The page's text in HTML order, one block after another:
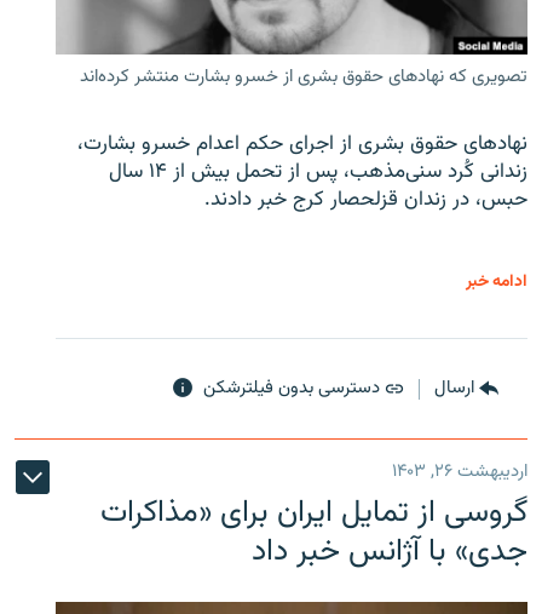
تصویری که نهادهای حقوق بشری از خسرو بشارت منتشر کرده‌اند
نهادهای حقوق بشری از اجرای حکم اعدام خسرو بشارت،
زندانی کُرد سنی‌مذهب، پس از تحمل بیش از ۱۴ سال
حبس، در زندان قزلحصار کرج خبر دادند.
ادامه خبر
ارسال دسترسی بدون فیلترشکن
اردیبهشت ۲۶, ۱۴۰۳
گروسی از تمایل ایران برای «مذاکرات
جدی» با آژانس خبر داد